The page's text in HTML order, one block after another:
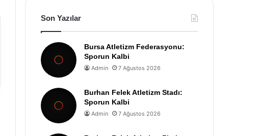
Son Yazılar
Bursa Atletizm Federasyonu:
Sporun Kalbi
Admin 7 Ağustos 2026
Burhan Felek Atletizm Stadı:
Sporun Kalbi
Admin 7 Ağustos 2026